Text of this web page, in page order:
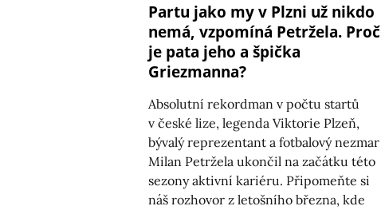
Partu jako my v Plzni už nikdo
nemá, vzpomíná Petržela. Proč
je pata jeho a špička
Griezmanna?
Absolutní rekordman v počtu startů
v české lize, legenda Viktorie Plzeň,
bývalý reprezentant a fotbalový nezmar
Milan Petržela ukončil na začátku této
sezony aktivní kariéru. Připomeňte si
náš rozhovor z letošního března, kde